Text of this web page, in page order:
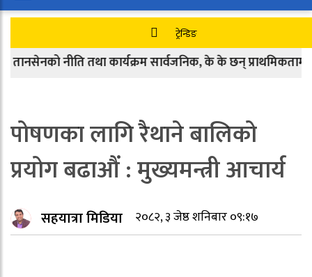
ट्रेन्डिङ
नीति तथा कार्यक्रम सार्वजनिक, के के छन् प्राथमिकतामा ?
पोषणका लागि रैथाने बालिको
प्रयोग बढाऔं : मुख्यमन्त्री आचार्य
सहयात्रा मिडिया २०८२, ३ जेष्ठ शनिबार ०९:१७